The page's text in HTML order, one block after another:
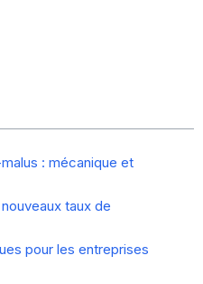
: mécanique et
taux de
pour les entreprises